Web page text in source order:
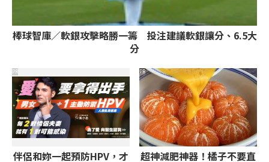
棒球智庫／軟銀攻擊略勝一籌 投注建議軟銀讓分、6.5大
分
伴侶和妳一起預防HPV，才
PR
超神減肥神器！橘子不要直
PR